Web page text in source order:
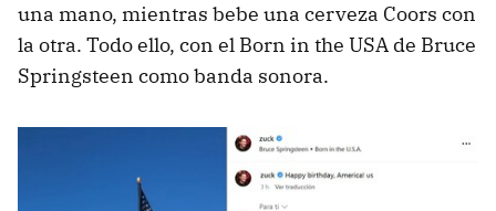
una mano, mientras bebe una cerveza Coors con
la otra. Todo ello, con el Born in the USA de Bruce
Springsteen como banda sonora.